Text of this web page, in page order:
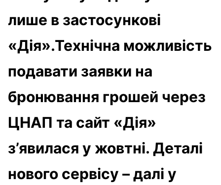
лише в застосункові
«Дія».Технічна можливість
подавати заявки на
бронювання грошей через
ЦНАП та сайт «Дія»
з’явилася у жовтні. Деталі
нового сервісу – далі у